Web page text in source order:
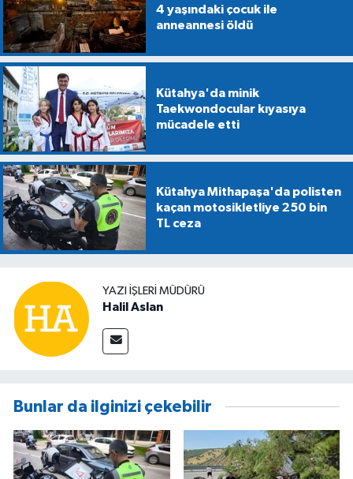
4 yaşındaki çocuk ile
anneannesi öldü
Kütahya'da minik
Taekwondocular kıyasıya
mücadele etti
Kütahya Mithapaşa'da polisten
kaçan motosikletliye 250 bin
TL ceza
YAZI İŞLERİ MÜDÜRÜ
Halil Aslan
Bunlar da ilginizi çekebilir